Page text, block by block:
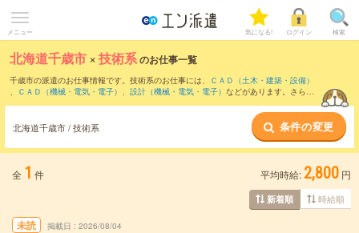
メニュー 気になる! ログイン 検索
北海道千歳市 ×技術系のお仕事一覧
千歳市の派遣のお仕事情報です。技術系のお仕事には、
ＣＡＤ（土木・建築・設備）
、
ＣＡＤ（機械・電気・電子） 、 設計（機械・電気・電子） などがあります。さら
北海道千歳市 / 技術系 条件の変更
全 1 件 平均時給: 2,800 円
新着順 時給順
未読 掲載日 2026/08/04